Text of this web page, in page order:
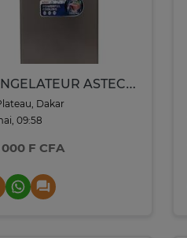
CONGELATEUR ASTECH VERTICAL 4TIROIRS GRIS FC121
Dakar
09:58
000 F CFA